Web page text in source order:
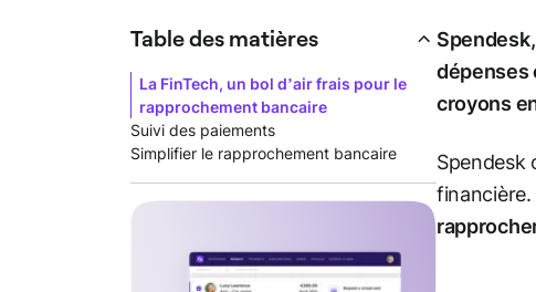
dépenses
croyons
Spendesk
Table des matières
La FinTech, un bol d’air frais pour le
rapprochement bancaire
Suivi des paiements
Simplifier le rapprochement bancaire